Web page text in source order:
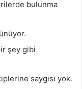
bulunma
şey gibi
saygısı yok.